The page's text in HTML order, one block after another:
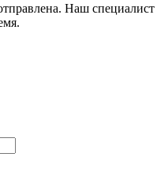
Наш специалист